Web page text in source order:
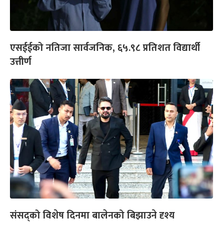
एसईईको नतिजा सार्वजनिक, ६५.९८ प्रतिशत विद्यार्थी
उत्तीर्ण
संसद्को विशेष दिनमा बालेनको बिझाउने दृश्य